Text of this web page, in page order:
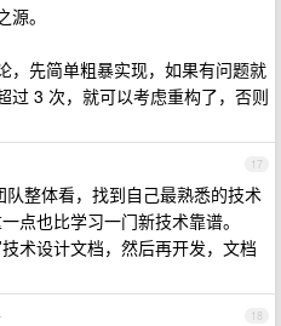
。
，先简单粗暴实现，如果有问题就
过 3 次，就可以考虑重构了，否则
17
整体看，找到自己最熟悉的技术
点也比学习一门新技术靠谱。
术设计文档，然后再开发，文档
18